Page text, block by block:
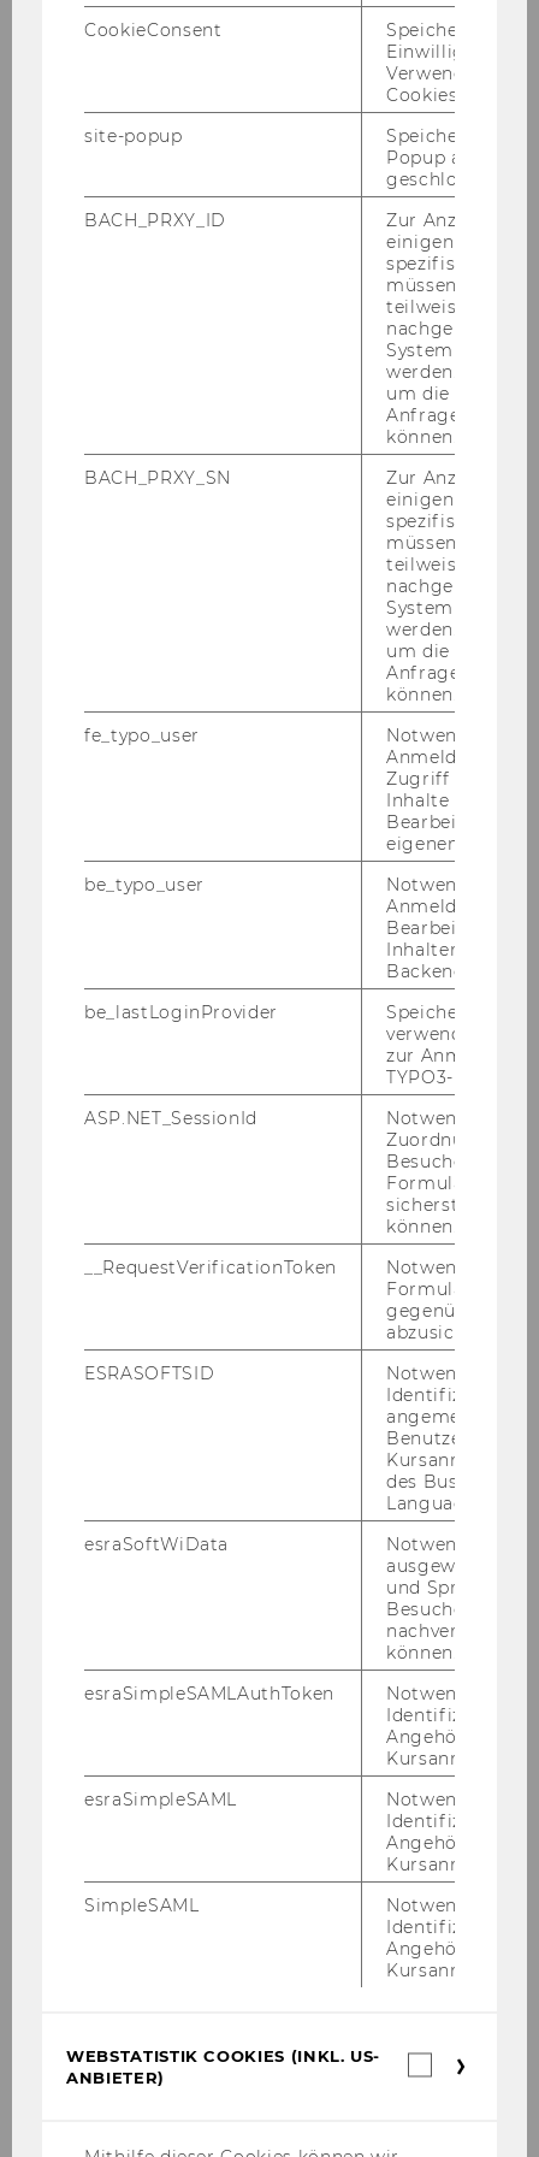
Exercises
Exercise No. 1: Hierarchical Organisation
Exercise No. 2: Person in Organisation
Exercise No. 5: Material and Supplier
Exercise No. 7: Simple Flight Database
Exercise No. 10: Project Management
Exercise No. 11: Credit Limit Check (Simplified)
Exercise No. 12: Customer Creation from a SD
Exercise No. 13: Customer Creation from an AR
Perspective
Exercise No. 14: A Classical Sales Order
Exercise No. 15: Maintenance
Exercise No. 16: E-Commerce System for Public
Exercise No. 17: Accessing a Web-Domain
Exercise No. 18: Independent Requirement /
Exercise No. 19: Linking Cost Centres and
Exercise No. 21: Project Management -
Exercise No. 21: Project Management -
Production Order
Exercise No. 21: Project Management -
Exercise No. 21: Project Management -
CookieConsent
Speichert Ihre
Einwilligung zur
Verwendung von
Cookies.
site-popup
Speichert ob ein
Popup
geschlossen
BACH_PRXY_ID
Zur Anzeige von
einigen WU-
spezifischen
müssen
teilweise von
nachgelagerten
System
werden.
um die Antwort
Anfrage
können.
BACH_PRXY_SN
Zur Anzeige von
einigen WU-
spezifischen
müssen
teilweise von
nachgelagerten
System
werden.
um die Antwort
Anfrage
können.
fe_typo_user
Notwendig für
Anmeldung und
Zugriff auf
Inhalte oder zur
Bearbeitung des
eigenen Profils.
be_typo_user
Notwendig für
Anmeldung und
Bearbeitung von
Inhalten im
Backend.
be_lastLoginProvider
Speichert die
verwendete
zur Anmeldung
TYPO3-Backend.
ASP.NET_SessionId
Notwendig, um
Zuordnung von
Besucher zu
sicherstellen zu
können.
__RequestVerificationToken
Notwendig, um
gegenüber
abzusichern.
ESRASOFTSID
Notwendig zur
Identifizierung
angemeldeten
Benutzers im
des Business
Language
esraSoftWiData
Notwendig um
ausgewählte
und
Besuchers
nachverfolgen
können.
esraSimpleSAMLAuthToken
Notwendig zur
Identifizierung
Angehörige/r für
Kursanmeldung.
esraSimpleSAML
Notwendig zur
Identifizierung
Angehörige/r für
Kursanmeldung.
SimpleSAML
Notwendig zur
Identifizierung
Angehörige/r für
Kursanmeldung.
WEBSTATISTIK COOKIES (INKL. US-
ANBIETER)